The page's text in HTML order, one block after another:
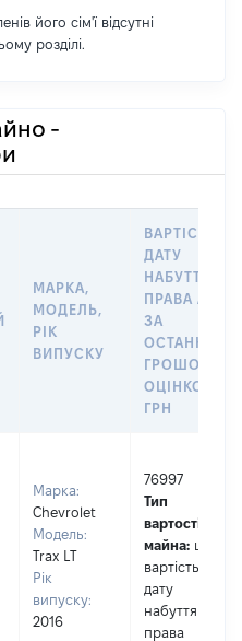
його сім'ї відсутні
розділі.
-
МАРКА,
МОДЕЛЬ,
РІК
ВИПУСКУ
ВАРТІСТЬ НА
ДАТУ
НАБУТТЯ
ПРАВА АБО
ЗА
ГРОШОВОЮ
ОЦІНКОЮ,
ГРН
Марка:
Chevrolet
Модель:
Trax LT
Рік
випуску:
2016
76997
Тип
вартості
майна: це
вартість на
дату
набуття
права